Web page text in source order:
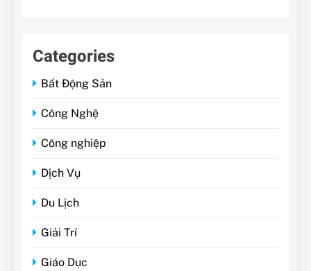
Categories
Bất Động Sản
Công Nghệ
Công nghiệp
Dịch Vụ
Du Lịch
Giải Trí
Giáo Dục